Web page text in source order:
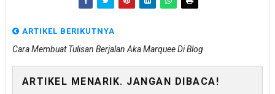
ARTIKEL BERIKUTNYA
Cara Membuat Tulisan Berjalan Aka Marquee Di Blog
ARTIKEL MENARIK. JANGAN DIBACA!